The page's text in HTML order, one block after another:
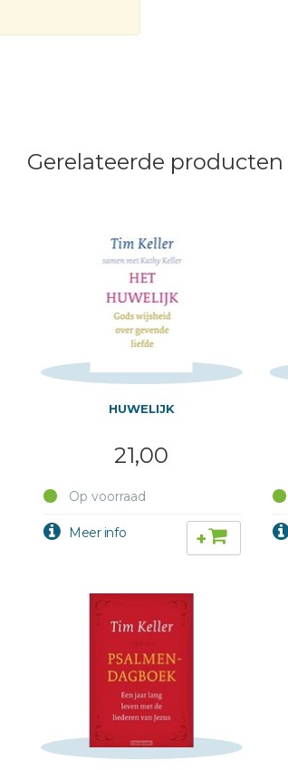
13.000
de menselijke
in het huwelijk.
Gerelateerde producten
HUWELIJK
21,00
Op voorraad
+